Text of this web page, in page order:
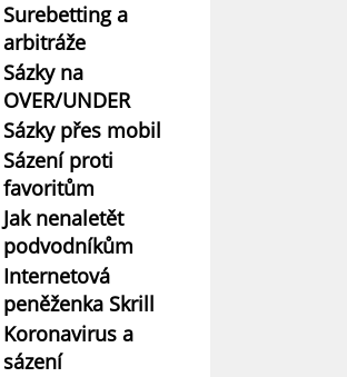
Surebetting a
arbitráže
Sázky na
OVER/UNDER
Sázky přes mobil
Sázení proti
favoritům
Jak nenaletět
podvodníkům
Internetová
peněženka Skrill
Koronavirus a
sázení